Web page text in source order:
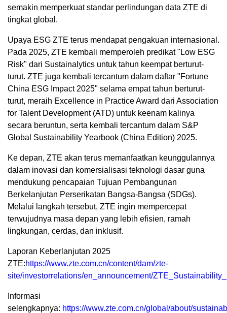
semakin memperkuat standar perlindungan data ZTE di
tingkat global.
Upaya ESG ZTE terus mendapat pengakuan internasional.
Pada 2025, ZTE kembali memperoleh predikat "Low ESG
Risk" dari Sustainalytics untuk tahun keempat berturut-
turut. ZTE juga kembali tercantum dalam daftar "Fortune
China ESG Impact 2025" selama empat tahun berturut-
turut, meraih Excellence in Practice Award dari Association
for Talent Development (ATD) untuk keenam kalinya
secara beruntun, serta kembali tercantum dalam S&P
Global Sustainability Yearbook (China Edition) 2025.
Ke depan, ZTE akan terus memanfaatkan keunggulannya
dalam inovasi dan komersialisasi teknologi dasar guna
mendukung pencapaian Tujuan Pembangunan
Berkelanjutan Perserikatan Bangsa-Bangsa (SDGs).
Melalui langkah tersebut, ZTE ingin mempercepat
terwujudnya masa depan yang lebih efisien, ramah
lingkungan, cerdas, dan inklusif.
Laporan Keberlanjutan 2025
ZTE:https://www.zte.com.cn/content/dam/zte-
site/investorrelations/en_announcement/
Informasi
selengkapnya: https://www.zte.com.cn/global/about/